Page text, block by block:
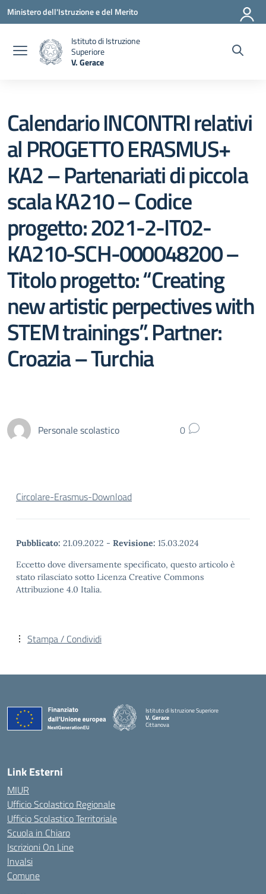
Vai ai contenuti
Vai al menu di navigazione
Vai al footer
Ministero dell'Istruzione e del Merito
Istituto di Istruzione
Superiore
V. Gerace
Calendario INCONTRI relativi
al PROGETTO ERASMUS+
KA2 – Partenariati di piccola
scala KA210 – Codice
progetto: 2021-2-IT02-
KA210-SCH-000048200 –
Titolo progetto: “Creating
new artistic perpectives with
STEM trainings”. Partner:
Croazia – Turchia
Personale scolastico 0
Circolare-Erasmus-Download
Pubblicato: 21.09.2022 - Revisione: 15.03.2024
Eccetto dove diversamente specificato, questo articolo è
stato rilasciato sotto Licenza Creative Commons
Attribuzione 4.0 Italia.
Stampa / Condividi
Istituto di Istruzione Superiore
V. Gerace
Cittanova
Link Esterni
MIUR
Ufficio Scolastico Regionale
Ufficio Scolastico Territoriale
Scuola in Chiaro
Iscrizioni On Line
Invalsi
Comune